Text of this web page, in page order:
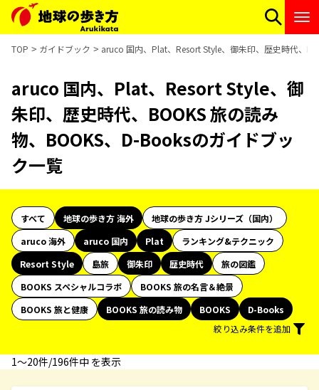
TOP ガイドブック aruco 国内、Plat、Resort Style、御朱印、歴史時代、
aruco 国内、Plat、Resort Style、御
朱印、歴史時代、BOOKS 旅の読み
物、BOOKS、D-Booksのガイドブッ
ク一覧
すべて 地球の歩き方 海外
地球の歩き方 Jシリーズ（国内）
aruco 海外
aruco 国内 Plat
ランキング&テクニック
Resort Style
島旅 御朱印 歴史時代
旅の図鑑
BOOKS スペシャルコラボ
BOOKS 旅の名言＆絶景
BOOKS 旅と健康
BOOKS 旅の読み物 BOOKS
D-Books
絞り込み条件を追加
1〜20件/196件中 を表示